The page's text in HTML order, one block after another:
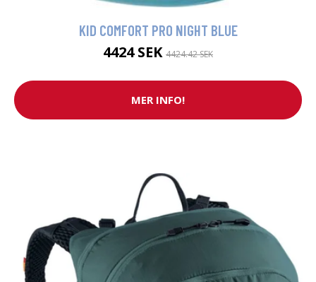
KID COMFORT PRO NIGHT BLUE
4424 SEK 4424.42 SEK
MER INFO!